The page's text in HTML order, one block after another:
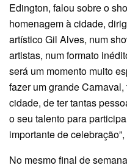
Edington, falou sobre o
homenagem à cidade,
artístico Gil Alves, num
artistas, num formato
será um momento muito
fazer um grande
cidade, de ter tantas
o seu talento para
importante de
No mesmo final de